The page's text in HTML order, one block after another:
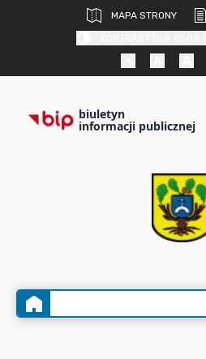
MAPA STRONY
biuletyn
informacji publicznej